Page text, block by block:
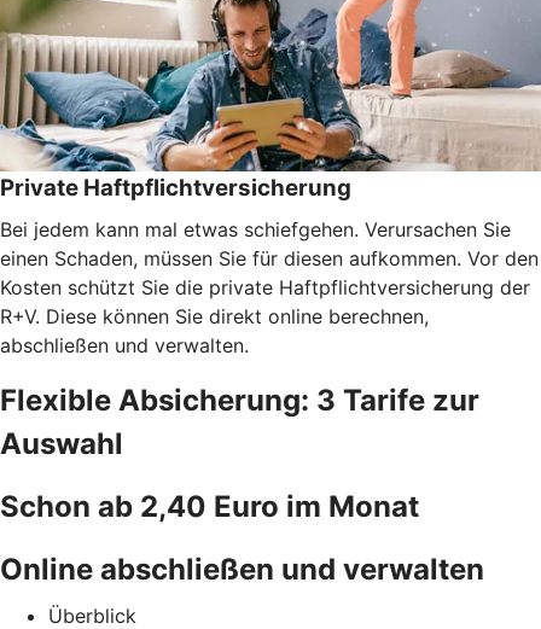
Private Haftpflichtversicherung
Bei jedem kann mal etwas schiefgehen. Verursachen Sie
einen Schaden, müssen Sie für diesen aufkommen. Vor den
Kosten schützt Sie die private Haftpflichtversicherung der
R+V. Diese können Sie direkt online berechnen,
abschließen und verwalten.
Flexible Absicherung: 3 Tarife zur
Auswahl
Schon ab 2,40 Euro im Monat
Online abschließen und verwalten
Überblick